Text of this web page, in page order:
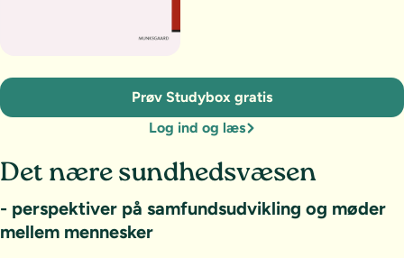
Det nære sundhedsvæsen
- perspektiver på samfundsudvikling og møder
mellem mennesker
Prøv Studybox gratis
Log ind og læs